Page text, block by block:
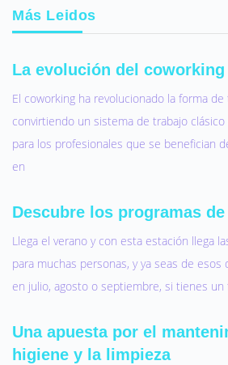
Más Leidos
La evolución del coworking
El coworking ha revolucionado la forma
convirtiendo un sistema de trabajo
para los profesionales que se benefician
en
Descubre los programas
Llega el verano y con esta estación llega
para muchas personas, y ya seas de esos
en julio, agosto o septiembre, si tienes un
Una apuesta por el
higiene y la limpieza